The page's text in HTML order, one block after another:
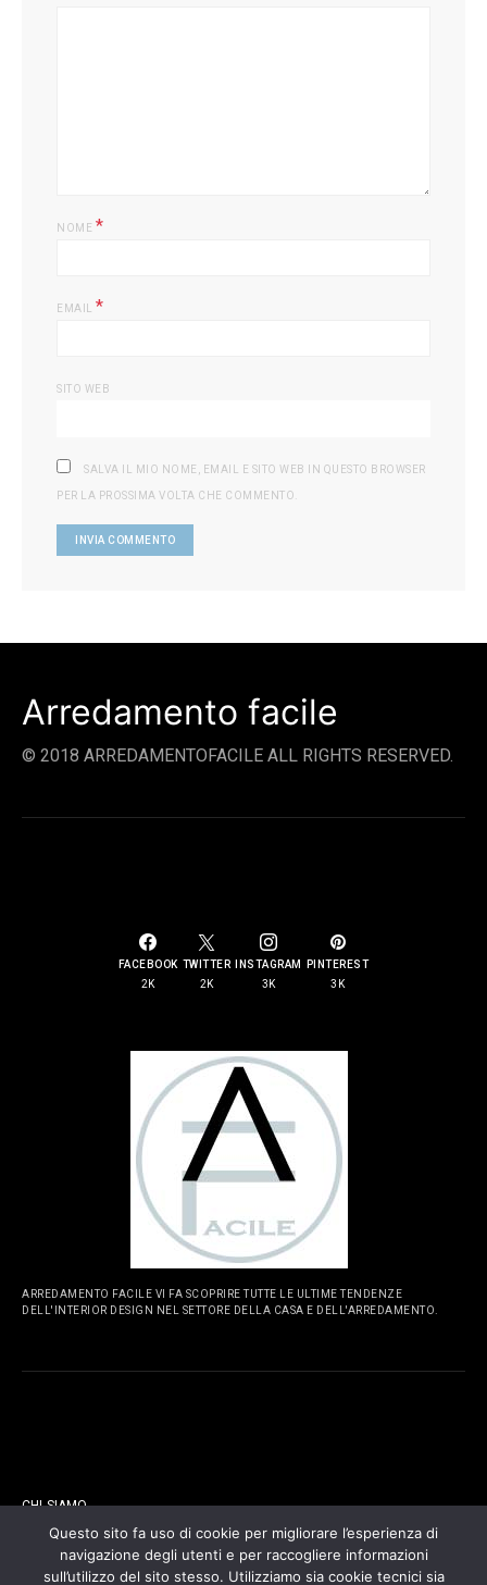
NOME *
EMAIL *
SITO WEB
SALVA IL MIO NOME, EMAIL E SITO WEB IN QUESTO BROWSER
PER LA PROSSIMA VOLTA CHE COMMENTO.
Arredamento facile
© 2018 ARREDAMENTOFACILE ALL RIGHTS RESERVED.
FACEBOOK
2K
TWITTER
2K
INSTAGRAM
3K
PINTEREST
3K
ARREDAMENTO FACILE VI FA SCOPRIRE TUTTE LE ULTIME TENDENZE
DELL'INTERIOR DESIGN NEL SETTORE DELLA CASA E DELL'ARREDAMENTO.
CHI SIAMO
CONTATTI
Questo sito fa uso di cookie per migliorare l’esperienza di
navigazione degli utenti e per raccogliere informazioni
sull’utilizzo del sito stesso. Utilizziamo sia cookie tecnici sia